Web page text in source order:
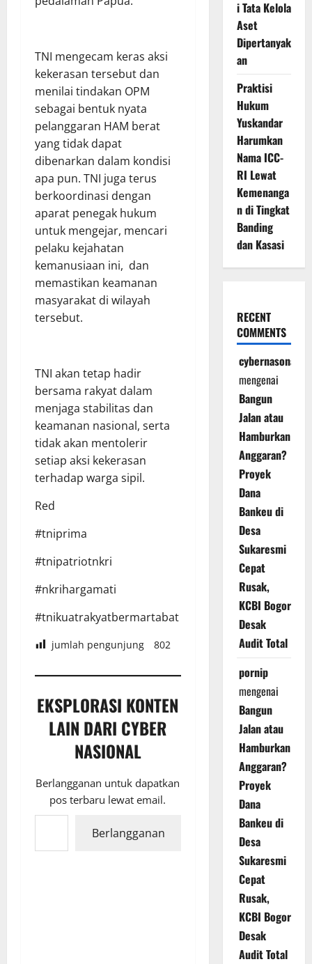
TNI mengecam keras aksi
kekerasan tersebut dan
menilai tindakan OPM
sebagai bentuk nyata
pelanggaran HAM berat
yang tidak dapat
dibenarkan dalam kondisi
apa pun. TNI juga terus
berkoordinasi dengan
aparat penegak hukum
untuk mengejar, mencari
pelaku kejahatan
kemanusiaan ini, dan
memastikan keamanan
masyarakat di wilayah
tersebut.
TNI akan tetap hadir
bersama rakyat dalam
menjaga stabilitas dan
keamanan nasional, serta
tidak akan mentolerir
setiap aksi kekerasan
terhadap warga sipil.
Red
#tniprima
#tnipatriotnkri
#nkrihargamati
#tnikuatrakyatbermartabat
jumlah pengunjung 802
EKSPLORASI KONTEN
LAIN DARI CYBER
NASIONAL
Berlangganan untuk dapatkan
pos terbaru lewat email.
Ketikkan email Anda...
Berlangganan
i Tata Kelola
Aset
Dipertanyak
an
Praktisi
Hukum
Yuskandar
Harumkan
Nama ICC-
RI Lewat
Kemenanga
n di Tingkat
Banding
dan Kasasi
RECENT
COMMENTS
cybernasonal
mengenai
Bangun
Jalan atau
Hamburkan
Anggaran?
Proyek
Dana
Bankeu di
Desa
Sukaresmi
Cepat
Rusak,
KCBI Bogor
Desak
Audit Total
pornip
mengenai
Bangun
Jalan atau
Hamburkan
Anggaran?
Proyek
Dana
Bankeu di
Desa
Sukaresmi
Cepat
Rusak,
KCBI Bogor
Desak
Audit Total